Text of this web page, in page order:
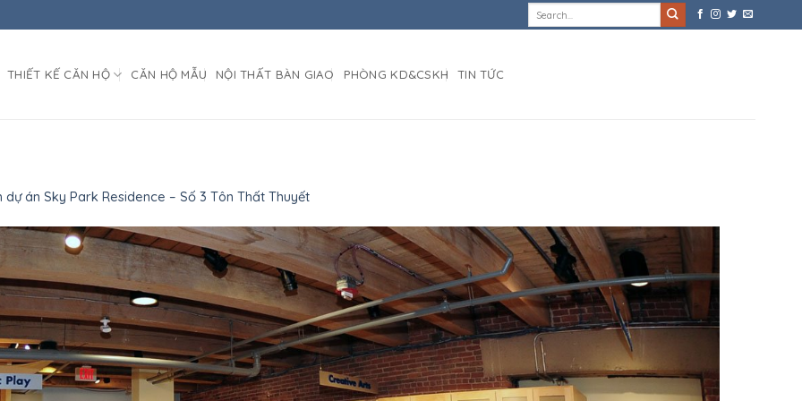
THIẾT KẾ CĂN HỘ CĂN HỘ MẪU NỘI THẤT BÀN GIAO PHÒNG KD&CSKH TIN TỨC
dự án Sky Park Residence – Số 3 Tôn Thất Thuyết